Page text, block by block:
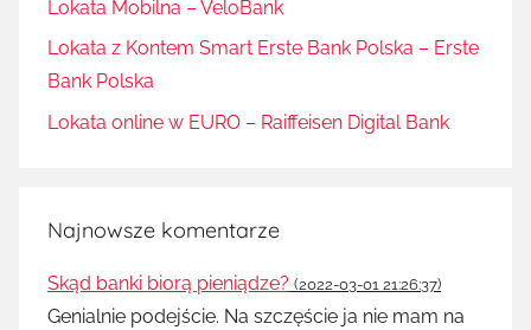
Lokata Mobilna – VeloBank
Lokata z Kontem Smart Erste Bank Polska – Erste
Bank Polska
Lokata online w EURO – Raiffeisen Digital Bank
Najnowsze komentarze
Skąd banki biorą pieniądze? (2022-03-01 21:26:37)
Genialnie podejście. Na szczęście ja nie mam na